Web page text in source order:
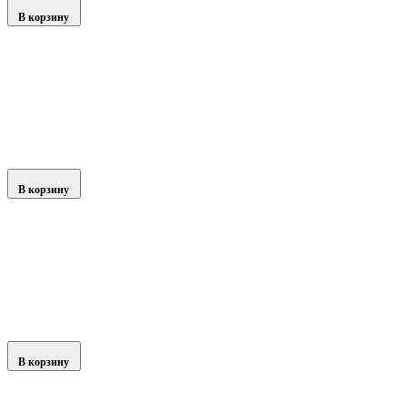
В корзину
В корзину
В корзину